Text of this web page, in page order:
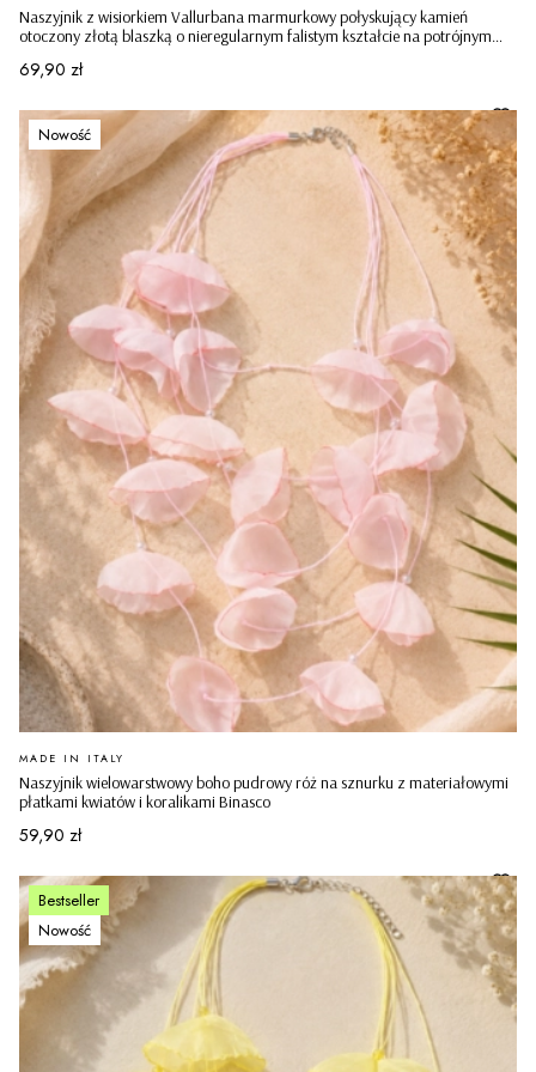
Naszyjnik z wisiorkiem Vallurbana marmurkowy połyskujący kamień
otoczony złotą blaszką o nieregularnym falistym kształcie na potrójnym
Cena
69,90 zł
Nowość
Naszyjnik wielowarstwowy boho pudrowy róż na sznurku z materiałowymi
płatkami kwiatów i koralikami Binasco
PRODUCENT
MADE IN ITALY
Cena
59,90 zł
Bestseller
Nowość